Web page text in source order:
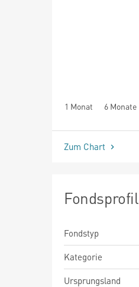
1 Monat 6 Monate
seit Beginn
Zum Chart
Fondsprofil
Fondstyp
Kategorie
Ursprungsland